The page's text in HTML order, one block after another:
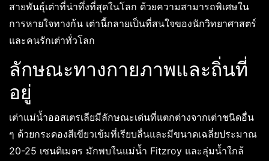
สายพันธุ์เต่าที่น่าทึ่งที่สุดในโลก ด้วยความสามารถพิเศษใน
การหายใจทางก้น เต่านี้กลายเป็นที่สนใจของนักวิทยาศาสตร์
และคนรักเต่าทั่วโลก
ลักษณะทางกายภาพและถิ่นที่
อยู่
เต่าแม่น้ำออสเตรเลียมีลักษณะเด่นที่แตกต่างจากเต่าชนิดอื่น
ๆ ด้วยกระดองสีเขียวเข้มที่เรียบลื่นและมีขนาดเฉลี่ยประมาณ
20-25 เซนติเมตร มักพบในแม่น้ำ Fitzroy และลุ่มน้ำใกล้